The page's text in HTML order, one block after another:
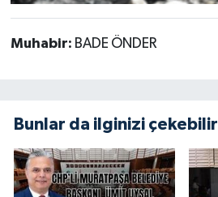
Muhabir: BADE ÖNDER
Bunlar da ilginizi çekebilir